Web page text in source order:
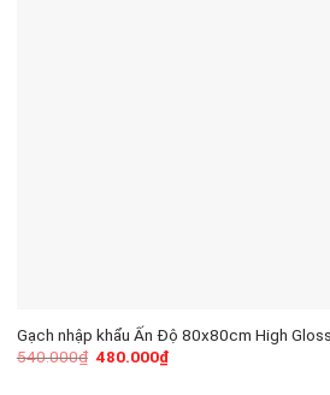
Gạch nhập khẩu Ấn Độ 80x80cm High
540.000₫ 480.000₫